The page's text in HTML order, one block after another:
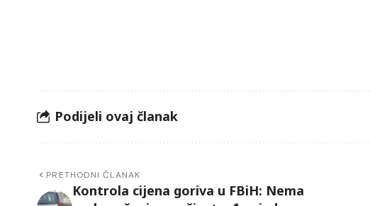
Podijeli ovaj članak
PRETHODNI ČLANAK
Kontrola cijena goriva u FBiH: Nema